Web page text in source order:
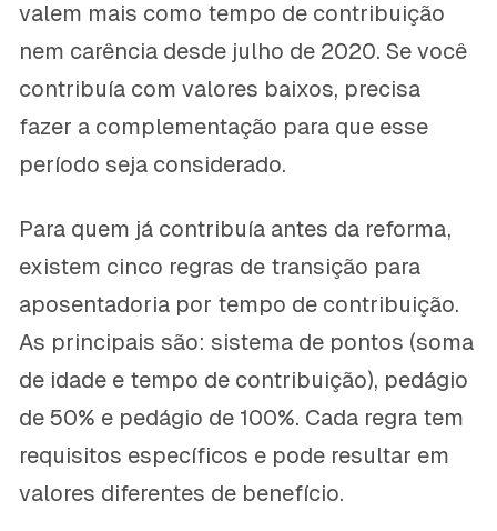
valem mais como tempo de contribuição
nem carência desde julho de 2020. Se você
contribuía com valores baixos, precisa
fazer a complementação para que esse
período seja considerado.
Para quem já contribuía antes da reforma,
existem cinco regras de transição para
aposentadoria por tempo de contribuição.
As principais são: sistema de pontos (soma
de idade e tempo de contribuição), pedágio
de 50% e pedágio de 100%. Cada regra tem
requisitos específicos e pode resultar em
valores diferentes de benefício.